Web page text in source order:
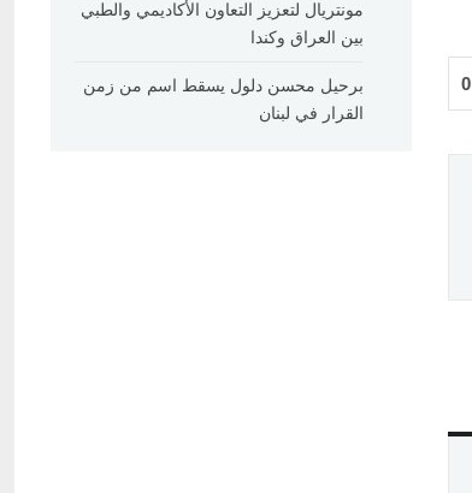
0
مونتريال لتعزيز التعاون الأكاديمي والطبي
بين العراق وكندا
برحيل محسن دلول يسقط اسم من زمن
القرار في لبنان